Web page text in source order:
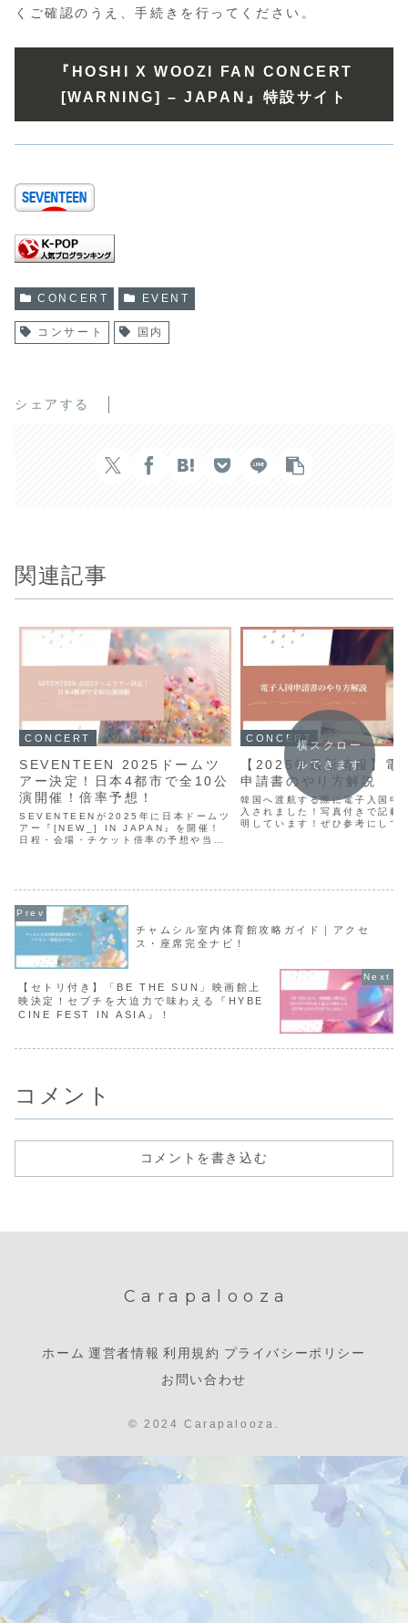
くご確認のうえ、手続きを行ってください。
『HOSHI X WOOZI FAN CONCERT
[WARNING] – JAPAN』特設サイト
CONCERT EVENT
コンサート 国内
シェアする
関連記事
CONCERT
SEVENTEEN 2025ドームツ
アー決定！日本4都市で全10公
演開催！倍率予想！
SEVENTEENが2025年に日本ドームツ
アー『[NEW_] IN JAPAN』を開催！
日程・会場・チケット倍率の予想や当選
CONCERT
【2025年最新情報】電
申請書のやり方解説
韓国へ渡航する際に電子入国申
入されました！写真付きで記載
明しています！ぜひ参考にして
横スクロー
ルできます
チャムシル室内体育館攻略ガイド｜アクセ
ス・座席完全ナビ！
【セトリ付き】「BE THE SUN」映画館上
映決定！セブチを大迫力で味わえる『HYBE
CINE FEST IN ASIA』！
コメント
コメントを書き込む
Carapalooza
ホーム 運営者情報 利用規約 プライバシーポリシー
お問い合わせ
© 2024 Carapalooza.